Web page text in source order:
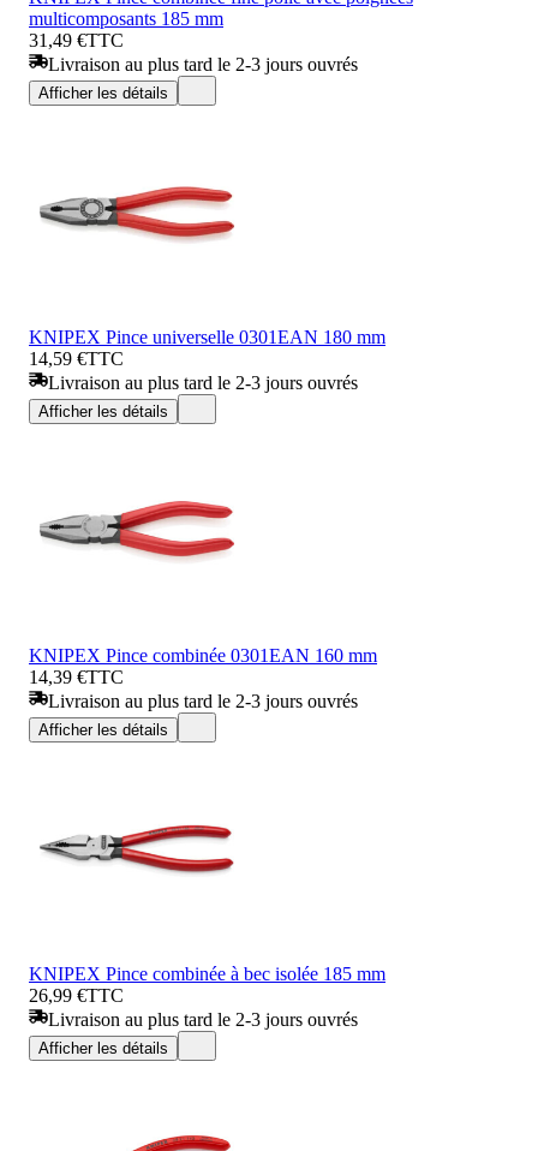
multicomposants 185 mm
31,49 €TTC
Livraison au plus tard le 2-3 jours ouvrés
Afficher les détails
KNIPEX Pince universelle 0301EAN 180 mm
14,59 €TTC
Livraison au plus tard le 2-3 jours ouvrés
Afficher les détails
KNIPEX Pince combinée 0301EAN 160 mm
14,39 €TTC
Livraison au plus tard le 2-3 jours ouvrés
Afficher les détails
KNIPEX Pince combinée à bec isolée 185 mm
26,99 €TTC
Livraison au plus tard le 2-3 jours ouvrés
Afficher les détails